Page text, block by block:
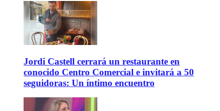
Jordi Castell cerrará un restaurante en
conocido Centro Comercial e invitará a 50
seguidoras: Un íntimo encuentro